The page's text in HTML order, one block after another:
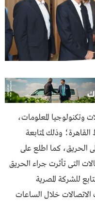
وتكنولوجيا المعلومات،
وذلك لمتابعة
الحريق، كما اطلع على
التى تأثرت جراء الحريق
للشركة المصرية
خلال الساعات